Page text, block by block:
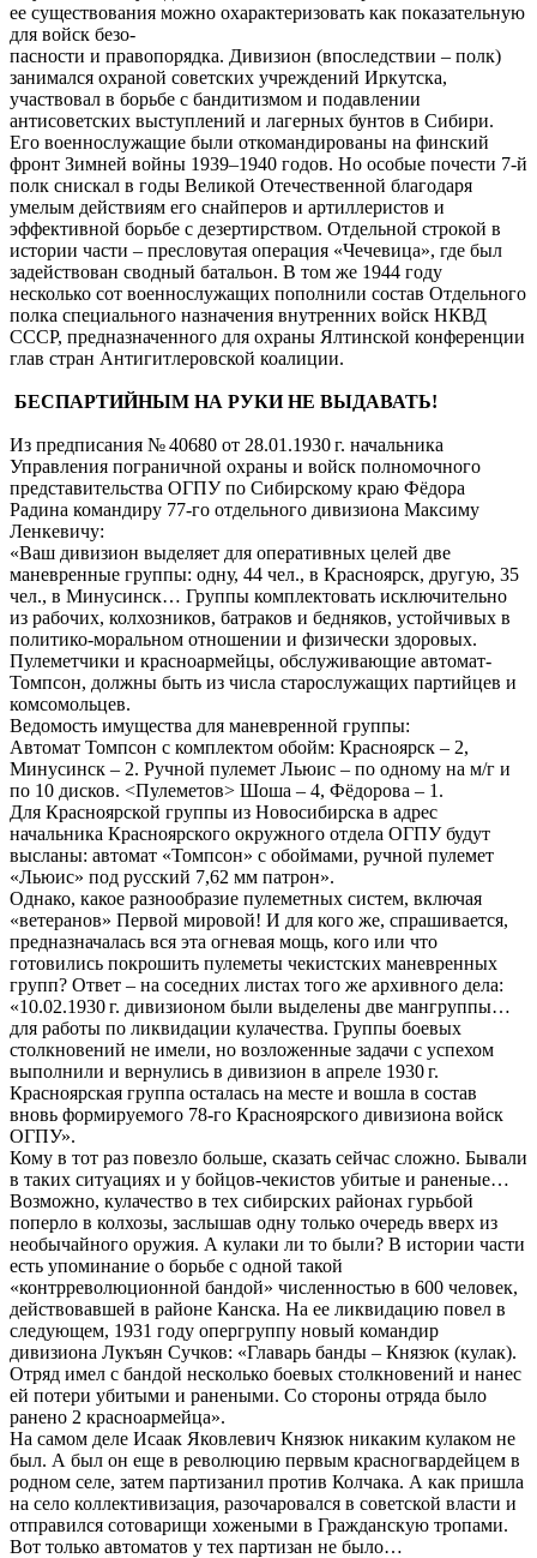
ее существования можно охарактеризовать как показательную
для войск безо-
пасности и правопорядка. Дивизион (впоследствии – полк)
занимался охраной советских учреждений Иркутска,
участвовал в борьбе с бандитизмом и подавлении
антисоветских выступлений и лагерных бунтов в Сибири.
Его военнослужащие были откомандированы на финский
фронт Зимней войны 1939–1940 годов. Но особые почести 7-й
полк снискал в годы Великой Отечественной благодаря
умелым действиям его снайперов и артиллеристов и
эффективной борьбе с дезертирством. Отдельной строкой в
истории части – пресловутая операция «Чечевица», где был
задействован сводный батальон. В том же 1944 году
несколько сот военнослужащих пополнили состав Отдельного
полка специального назначения внутренних войск НКВД
СССР, предназначенного для охраны Ялтинской конференции
глав стран Антигитлеровской коалиции.
БЕСПАРТИЙНЫМ НА РУКИ НЕ ВЫДАВАТЬ!
Из предписания № 40680 от 28.01.1930 г. начальника
Управления пограничной охраны и войск полномочного
представительства ОГПУ по Сибирскому краю Фёдора
Радина командиру 77-го отдельного дивизиона Максиму
Ленкевичу:
«Ваш дивизион выделяет для оперативных целей две
маневренные группы: одну, 44 чел., в Красноярск, другую, 35
чел., в Минусинск… Группы комплектовать исключительно
из рабочих, колхозников, батраков и бедняков, устойчивых в
политико-моральном отношении и физически здоровых.
Пулеметчики и красноармейцы, обслуживающие автомат-
Томпсон, должны быть из числа старослужащих партийцев и
комсомольцев.
Ведомость имущества для маневренной группы:
Автомат Томпсон с комплектом обойм: Красноярск – 2,
Минусинск – 2. Ручной пулемет Льюис – по одному на м/г и
по 10 дисков. <Пулеметов> Шоша – 4, Фёдорова – 1.
Для Красноярской группы из Новосибирска в адрес
начальника Красноярского окружного отдела ОГПУ будут
высланы: автомат «Томпсон» с обоймами, ручной пулемет
«Льюис» под русский 7,62 мм патрон».
Однако, какое разнообразие пулеметных систем, включая
«ветеранов» Первой мировой! И для кого же, спрашивается,
предназначалась вся эта огневая мощь, кого или что
готовились покрошить пулеметы чекистских маневренных
групп? Ответ – на соседних листах того же архивного дела:
«10.02.1930 г. дивизионом были выделены две мангруппы…
для работы по ликвидации кулачества. Группы боевых
столкновений не имели, но возложенные задачи с успехом
выполнили и вернулись в дивизион в апреле 1930 г.
Красноярская группа осталась на месте и вошла в состав
вновь формируемого 78-го Красноярского дивизиона войск
ОГПУ».
Кому в тот раз повезло больше, сказать сейчас сложно. Бывали
в таких ситуациях и у бойцов-чекистов убитые и раненые…
Возможно, кулачество в тех сибирских районах гурьбой
поперло в колхозы, заслышав одну только очередь вверх из
необычайного оружия. А кулаки ли то были? В истории части
есть упоминание о борьбе с одной такой
«контрреволюционной бандой» численностью в 600 человек,
действовавшей в районе Канска. На ее ликвидацию повел в
следующем, 1931 году опергруппу новый командир
дивизиона Лукъян Сучков: «Главарь банды – Князюк (кулак).
Отряд имел с бандой несколько боевых столкновений и нанес
ей потери убитыми и ранеными. Со стороны отряда было
ранено 2 красноармейца».
На самом деле Исаак Яковлевич Князюк никаким кулаком не
был. А был он еще в революцию первым красногвардейцем в
родном селе, затем партизанил против Колчака. А как пришла
на село коллективизация, разочаровался в советской власти и
отправился сотоварищи хожеными в Гражданскую тропами.
Вот только автоматов у тех партизан не было…